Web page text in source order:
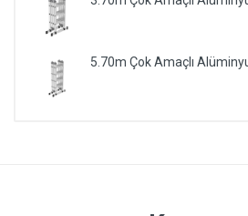
5.70m Çok Amaçlı